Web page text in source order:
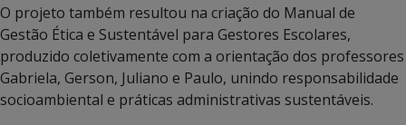
O projeto também resultou na criação do Manual de
Gestão Ética e Sustentável para Gestores Escolares,
produzido coletivamente com a orientação dos professores
Gabriela, Gerson, Juliano e Paulo, unindo responsabilidade
socioambiental e práticas administrativas sustentáveis.